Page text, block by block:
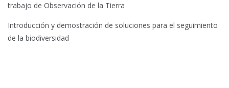
trabajo de Observación de la Tierra
Introducción y demostración de soluciones para el seguimiento
de la biodiversidad